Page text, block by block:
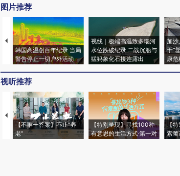
图片推荐
韩国高温创百年纪录 当局
警告停止一切户外活动
视线｜极端高温致多瑙河
水位跌破纪录 二战沉船与
猛犸象化石接连露出
加沙
于“
康危
视听推荐
【不唯一答案】不止“养
老”
【特别呈现】寻找100种
有意思的生活方式·第一对
【特
索葡